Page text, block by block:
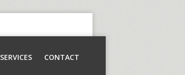
SERVICES CONTACT